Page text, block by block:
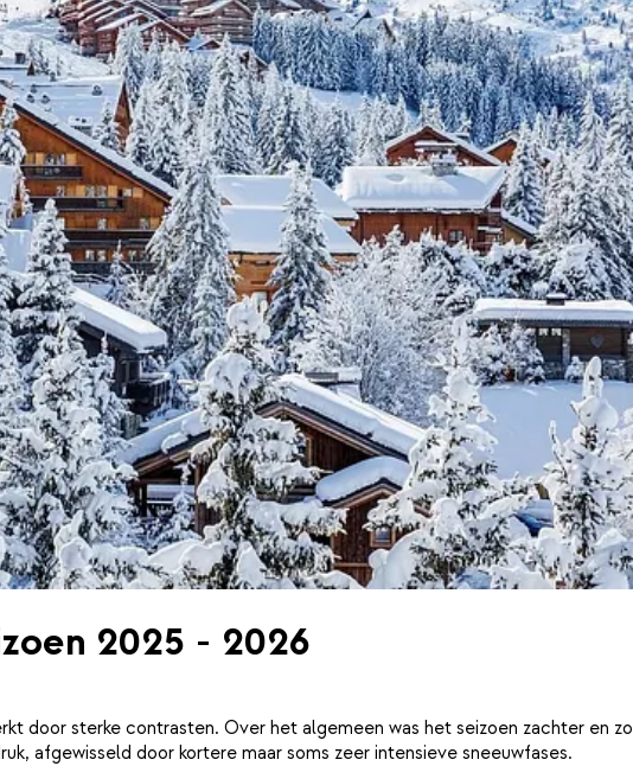
2025 - 2026
door sterke contrasten. Over het algemeen was het seizoen zachter en
afgewisseld door kortere maar soms zeer intensieve sneeuwfases.